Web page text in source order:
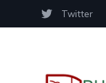
Twitter